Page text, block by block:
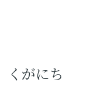
くがにち